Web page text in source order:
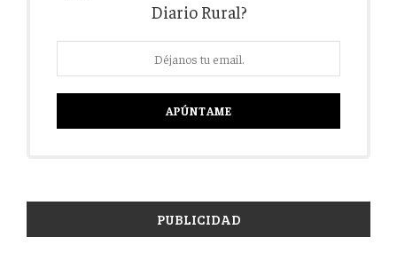
Diario Rural?
PUBLICIDAD